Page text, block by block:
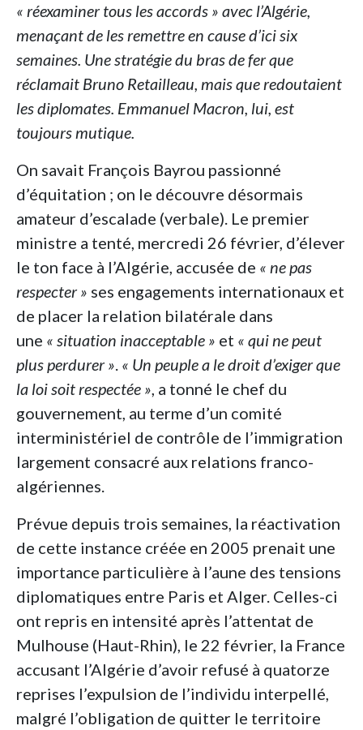
« réexaminer tous les accords » avec l’Algérie,
menaçant de les remettre en cause d’ici six
semaines. Une stratégie du bras de fer que
réclamait Bruno Retailleau, mais que redoutaient
les diplomates. Emmanuel Macron, lui, est
toujours mutique.
On savait François Bayrou passionné
d’équitation ; on le découvre désormais
amateur d’escalade (verbale). Le premier
ministre a tenté, mercredi 26 février, d’élever
le ton face à l’Algérie, accusée de « ne pas
respecter » ses engagements internationaux et
de placer la relation bilatérale dans
une « situation inacceptable » et « qui ne peut
plus perdurer ». « Un peuple a le droit d’exiger que
la loi soit respectée », a tonné le chef du
gouvernement, au terme d’un comité
interministériel de contrôle de l’immigration
largement consacré aux relations franco-
algériennes.
Prévue depuis trois semaines, la réactivation
de cette instance créée en 2005 prenait une
importance particulière à l’aune des tensions
diplomatiques entre Paris et Alger. Celles-ci
ont repris en intensité après l’attentat de
Mulhouse (Haut-Rhin), le 22 février, la France
accusant l’Algérie d’avoir refusé à quatorze
reprises l’expulsion de l’individu interpellé,
malgré l’obligation de quitter le territoire